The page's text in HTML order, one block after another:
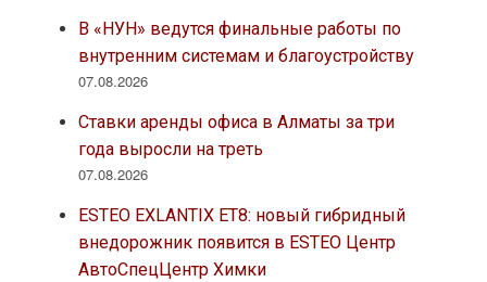
В «НУН» ведутся финальные работы по
внутренним системам и благоустройству
07.08.2026
Ставки аренды офиса в Алматы за три
года выросли на треть
07.08.2026
ESTEO EXLANTIX ET8: новый гибридный
внедорожник появится в ESTEO Центр
АвтоСпецЦентр Химки